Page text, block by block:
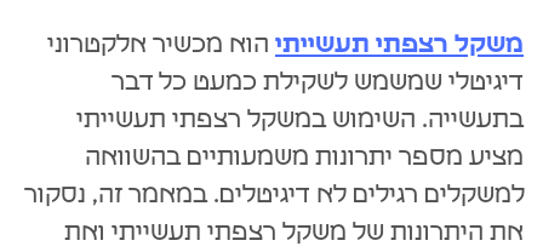
משקל רצפתי תעשייתי הוא מכשיר אלקטרוני
דיגיטלי שמשמש לשקילת כמעט כל דבר
בתעשייה. השימוש במשקל רצפתי תעשייתי
מציע מספר יתרונות משמעותיים בהשוואה
למשקלים רגילים לא דיגיטלים. במאמר זה, נסקור
את היתרונות של משקל רצפתי תעשייתי ואת